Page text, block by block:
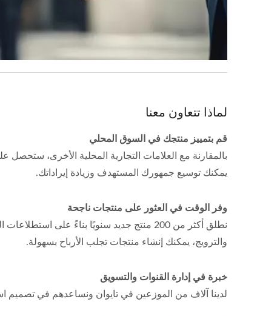
لماذا تتعاون معنا
قم بتمييز منتجك في السوق المحلي
بالمقارنة مع العلامات التجارية المحلية الأخرى،
يمكنك توسيع جمهورك المستهدف وزيادة إيراداتك.
وفر الوقت في العثور على منتجات ناجحة
نطلق أكثر من 200 منتج جديد سنويًا بناءً
والترويج، يمكنك إنشاء منتجات تجلب الأرباح بسهولة.
خبرة في إدارة القنوات والتسويق
لدينا آلاف من الموزعين في تايوان ونساعدهم في تصميم